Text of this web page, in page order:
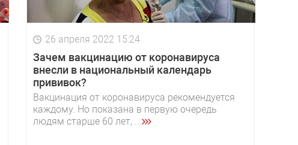
26 апреля 2022 15:24
Зачем вакцинацию от коронавируса
внесли в национальный календарь
прививок?
Вакцинация от коронавируса рекомендуется
каждому. Но показана в первую очередь
людям старше 60 лет, ...